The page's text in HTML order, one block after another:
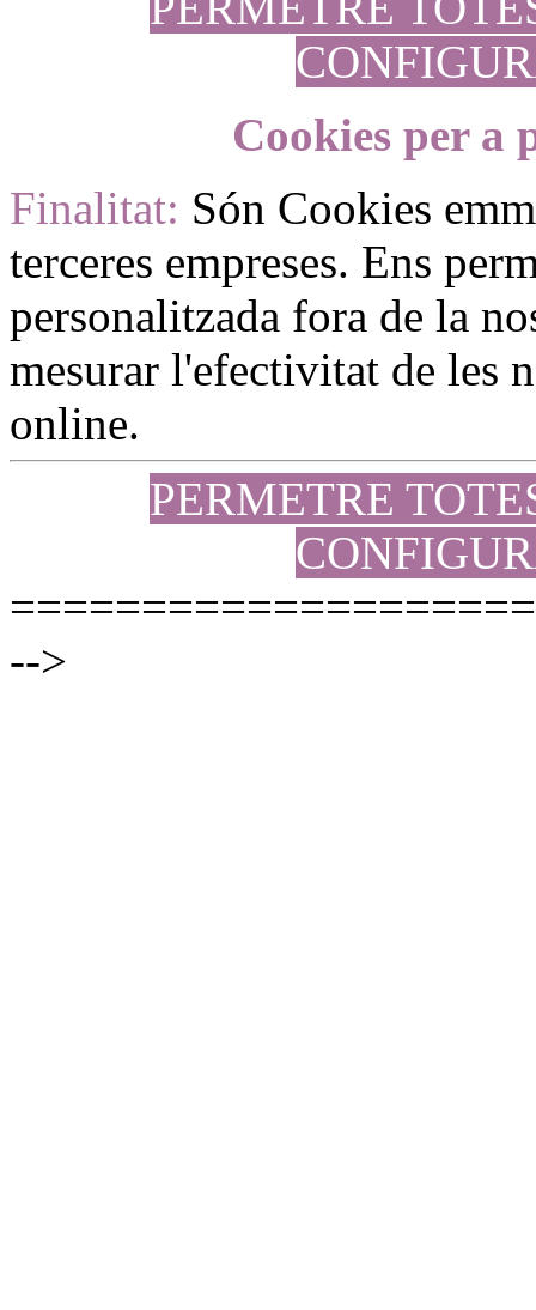
Cookies per a
Finalitat: Són Cookies
terceres empreses. Ens
personalitzada fora de la
mesurar l'efectivitat de les
online.
PERMETRE
-->